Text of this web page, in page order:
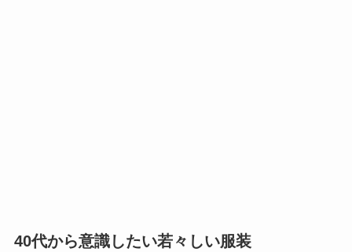
40代から意識したい若々しい服装